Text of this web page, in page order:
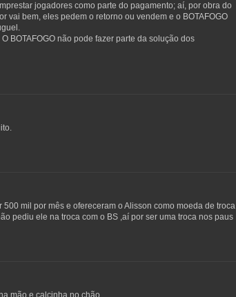
jogadores como parte do pagamento; aí, por obra do
vai bem, eles pedem o retorno ou vendem e o BOTAFOGO
BOTAFOGO não pode fazer parte da solução dos
mil por mês e ofereceram o Alisson como moeda de troca
pediu ele na troca com o BS ,aí por ser uma troca nos paus
mão e calcinha no chão.